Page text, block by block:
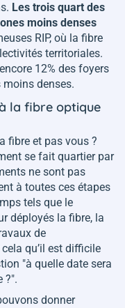
Les trois quart des
moins denses
RIP, où la fibre
territoriales.
12% des foyers
denses.
la fibre optique
fibre et pas vous ?
se fait quartier par
ne sont pas
à toutes ces étapes
tels que le
déployés la fibre, la
de
qu’il est difficile
"à quelle date sera
?".
donner